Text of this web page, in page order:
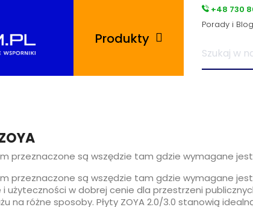
Produkty
Płyty tarasowe
Płytki podłogowe
Porady i Blog
+48 730
przeznaczone są wszędzie tam gdzie wymagane
przeznaczone są wszędzie tam gdzie wymagane
w dobrej cenie dla przestrzeni
na różne sposoby. Płyty ZOYA 2.0/3.0 stanowią